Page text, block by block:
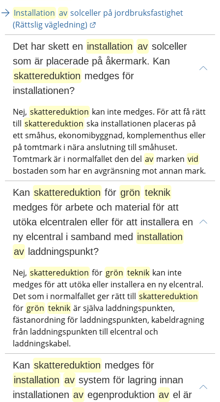
Installation av solceller på jordbruksfastighet
(Rättslig vägledning)
Det har skett en installation av solceller
skattereduktion medges för
installationen?
Nej, skattereduktion kan inte medges. För att få rätt
till skattereduktion ska installationen placeras på
ett småhus, ekonomibyggnad, komplementhus eller
på tomtmark i nära anslutning till småhuset.
Tomtmark är i normalfallet den del av marken vid
bostaden som har en avgränsning mot annan mark.
Kan skattereduktion för grön teknik
medges för arbete och material för att
utöka elcentralen eller för att installera en
ny elcentral i samband med installation
av laddningspunkt?
Nej, skattereduktion för grön teknik kan inte
medges för att utöka eller installera en ny elcentral.
Det som i normalfallet ger rätt till skattereduktion
för grön teknik är själva laddningspunkten,
fästanordning för laddningspunkten, kabeldragning
från laddningspunkten till elcentral och
laddningskabel.
Kan skattereduktion
installation av system för lagring innan
installationen av egenproduktion av el är